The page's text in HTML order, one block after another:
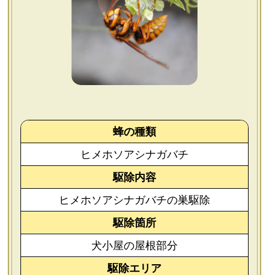
お問い合わせ
個人情報保護方針
蜂の種類
ヒメホソアシナガバチ
駆除内容
ヒメホソアシナガバチの巣駆除
駆除箇所
犬小屋の屋根部分
駆除エリア